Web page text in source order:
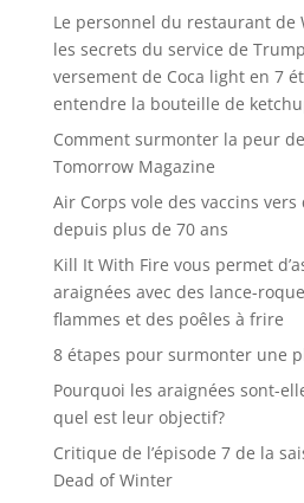
Le personnel du restaurant de
les secrets du service de
versement de Coca light en 7
entendre la bouteille de
Comment surmonter la peur
Tomorrow Magazine
Air Corps vole des vaccins
depuis plus de 70 ans
Kill It With Fire vous permet
araignées avec des lance-
flammes et des poêles à frire
8 étapes pour surmonter une
Pourquoi les araignées sont-
quel est leur objectif?
Critique de l’épisode 7 de la
Dead of Winter